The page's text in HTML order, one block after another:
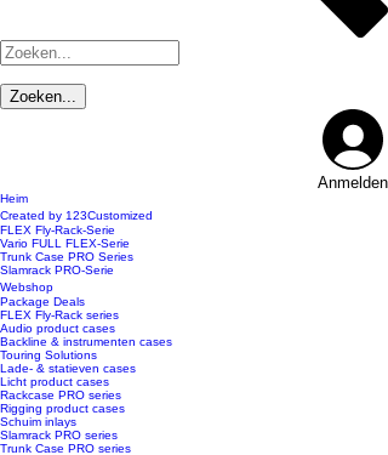
Anmelden
Heim
Created by 123Customized
FLEX Fly-Rack-Serie
Vario FULL FLEX-Serie
Trunk Case PRO Series
Slamrack PRO-Serie
Webshop
Package Deals
FLEX Fly-Rack series
Audio product cases
Backline & instrumenten cases
Touring Solutions
Lade- & statieven cases
Licht product cases
Rackcase PRO series
Rigging product cases
Schuim inlays
Slamrack PRO series
Trunk Case PRO series